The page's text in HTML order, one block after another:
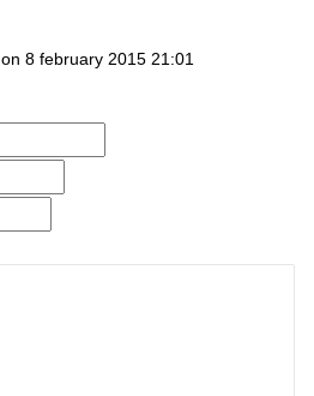
on 8 february 2015 21:01